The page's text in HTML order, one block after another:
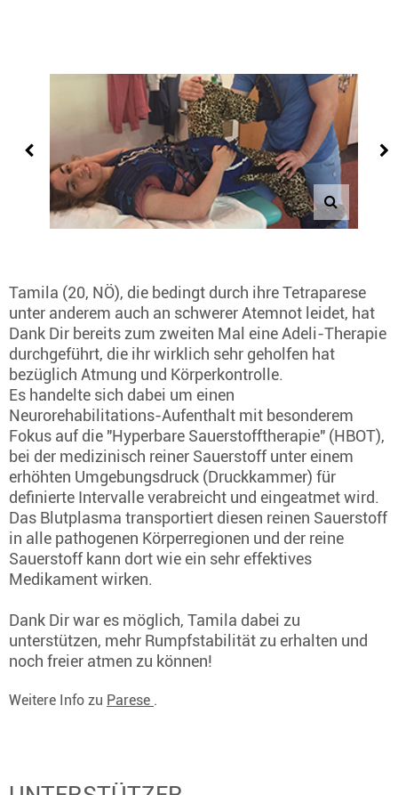
Tamila (20, NÖ), die bedingt durch ihre Tetraparese
unter anderem auch an schwerer Atemnot leidet, hat
Dank Dir bereits zum zweiten Mal eine Adeli-Therapie
durchgeführt, die ihr wirklich sehr geholfen hat
bezüglich Atmung und Körperkontrolle.
Es handelte sich dabei um einen
Neurorehabilitations-Aufenthalt mit besonderem
Fokus auf die "Hyperbare Sauerstofftherapie" (HBOT),
bei der medizinisch reiner Sauerstoff unter einem
erhöhten Umgebungsdruck (Druckkammer) für
definierte Intervalle verabreicht und eingeatmet wird.
Das Blutplasma transportiert diesen reinen Sauerstoff
in alle pathogenen Körperregionen und der reine
Sauerstoff kann dort wie ein sehr effektives
Medikament wirken.
Dank Dir war es möglich, Tamila dabei zu
unterstützen, mehr Rumpfstabilität zu erhalten und
noch freier atmen zu können!
Weitere Info zu Parese .